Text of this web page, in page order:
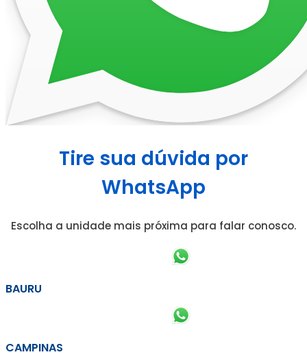
Tire sua dúvida por
WhatsApp
Escolha a unidade mais próxima para falar conosco.
BAURU
CAMPINAS